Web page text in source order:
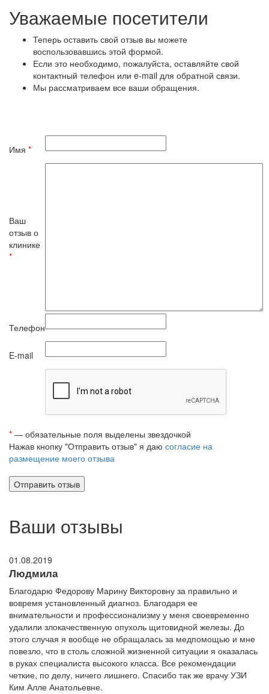
Уважаемые посетители
Теперь оставить свой отзыв вы можете
воспользовавшись этой формой.
Если это необходимо, пожалуйста, оставляйте свой
контактный телефон или e-mail для обратной связи.
Мы рассматриваем все ваши обращения.
Имя *
Ваш
отзыв о
клинике
*
Телефон
E-mail
* — обязательные поля выделены звездочкой
Нажав кнопку "Отправить отзыв" я даю согласие на
размещение моего отзыва
Ваши отзывы
01.08.2019
Людмила
Благодарю Федорову Марину Викторовну за правильно и
вовремя установленный диагноз. Благодаря ее
внимательности и профессионализму у меня своевременно
удалили злокачественную опухоль щитовидной железы. До
этого случая я вообще не обращалась за медпомощью и мне
повезло, что в столь сложной жизненной ситуации я оказалась
в руках специалиста высокого класса. Все рекомендации
четкие, по делу, ничего лишнего. Спасибо так же врачу УЗИ
Ким Алле Анатольевне.